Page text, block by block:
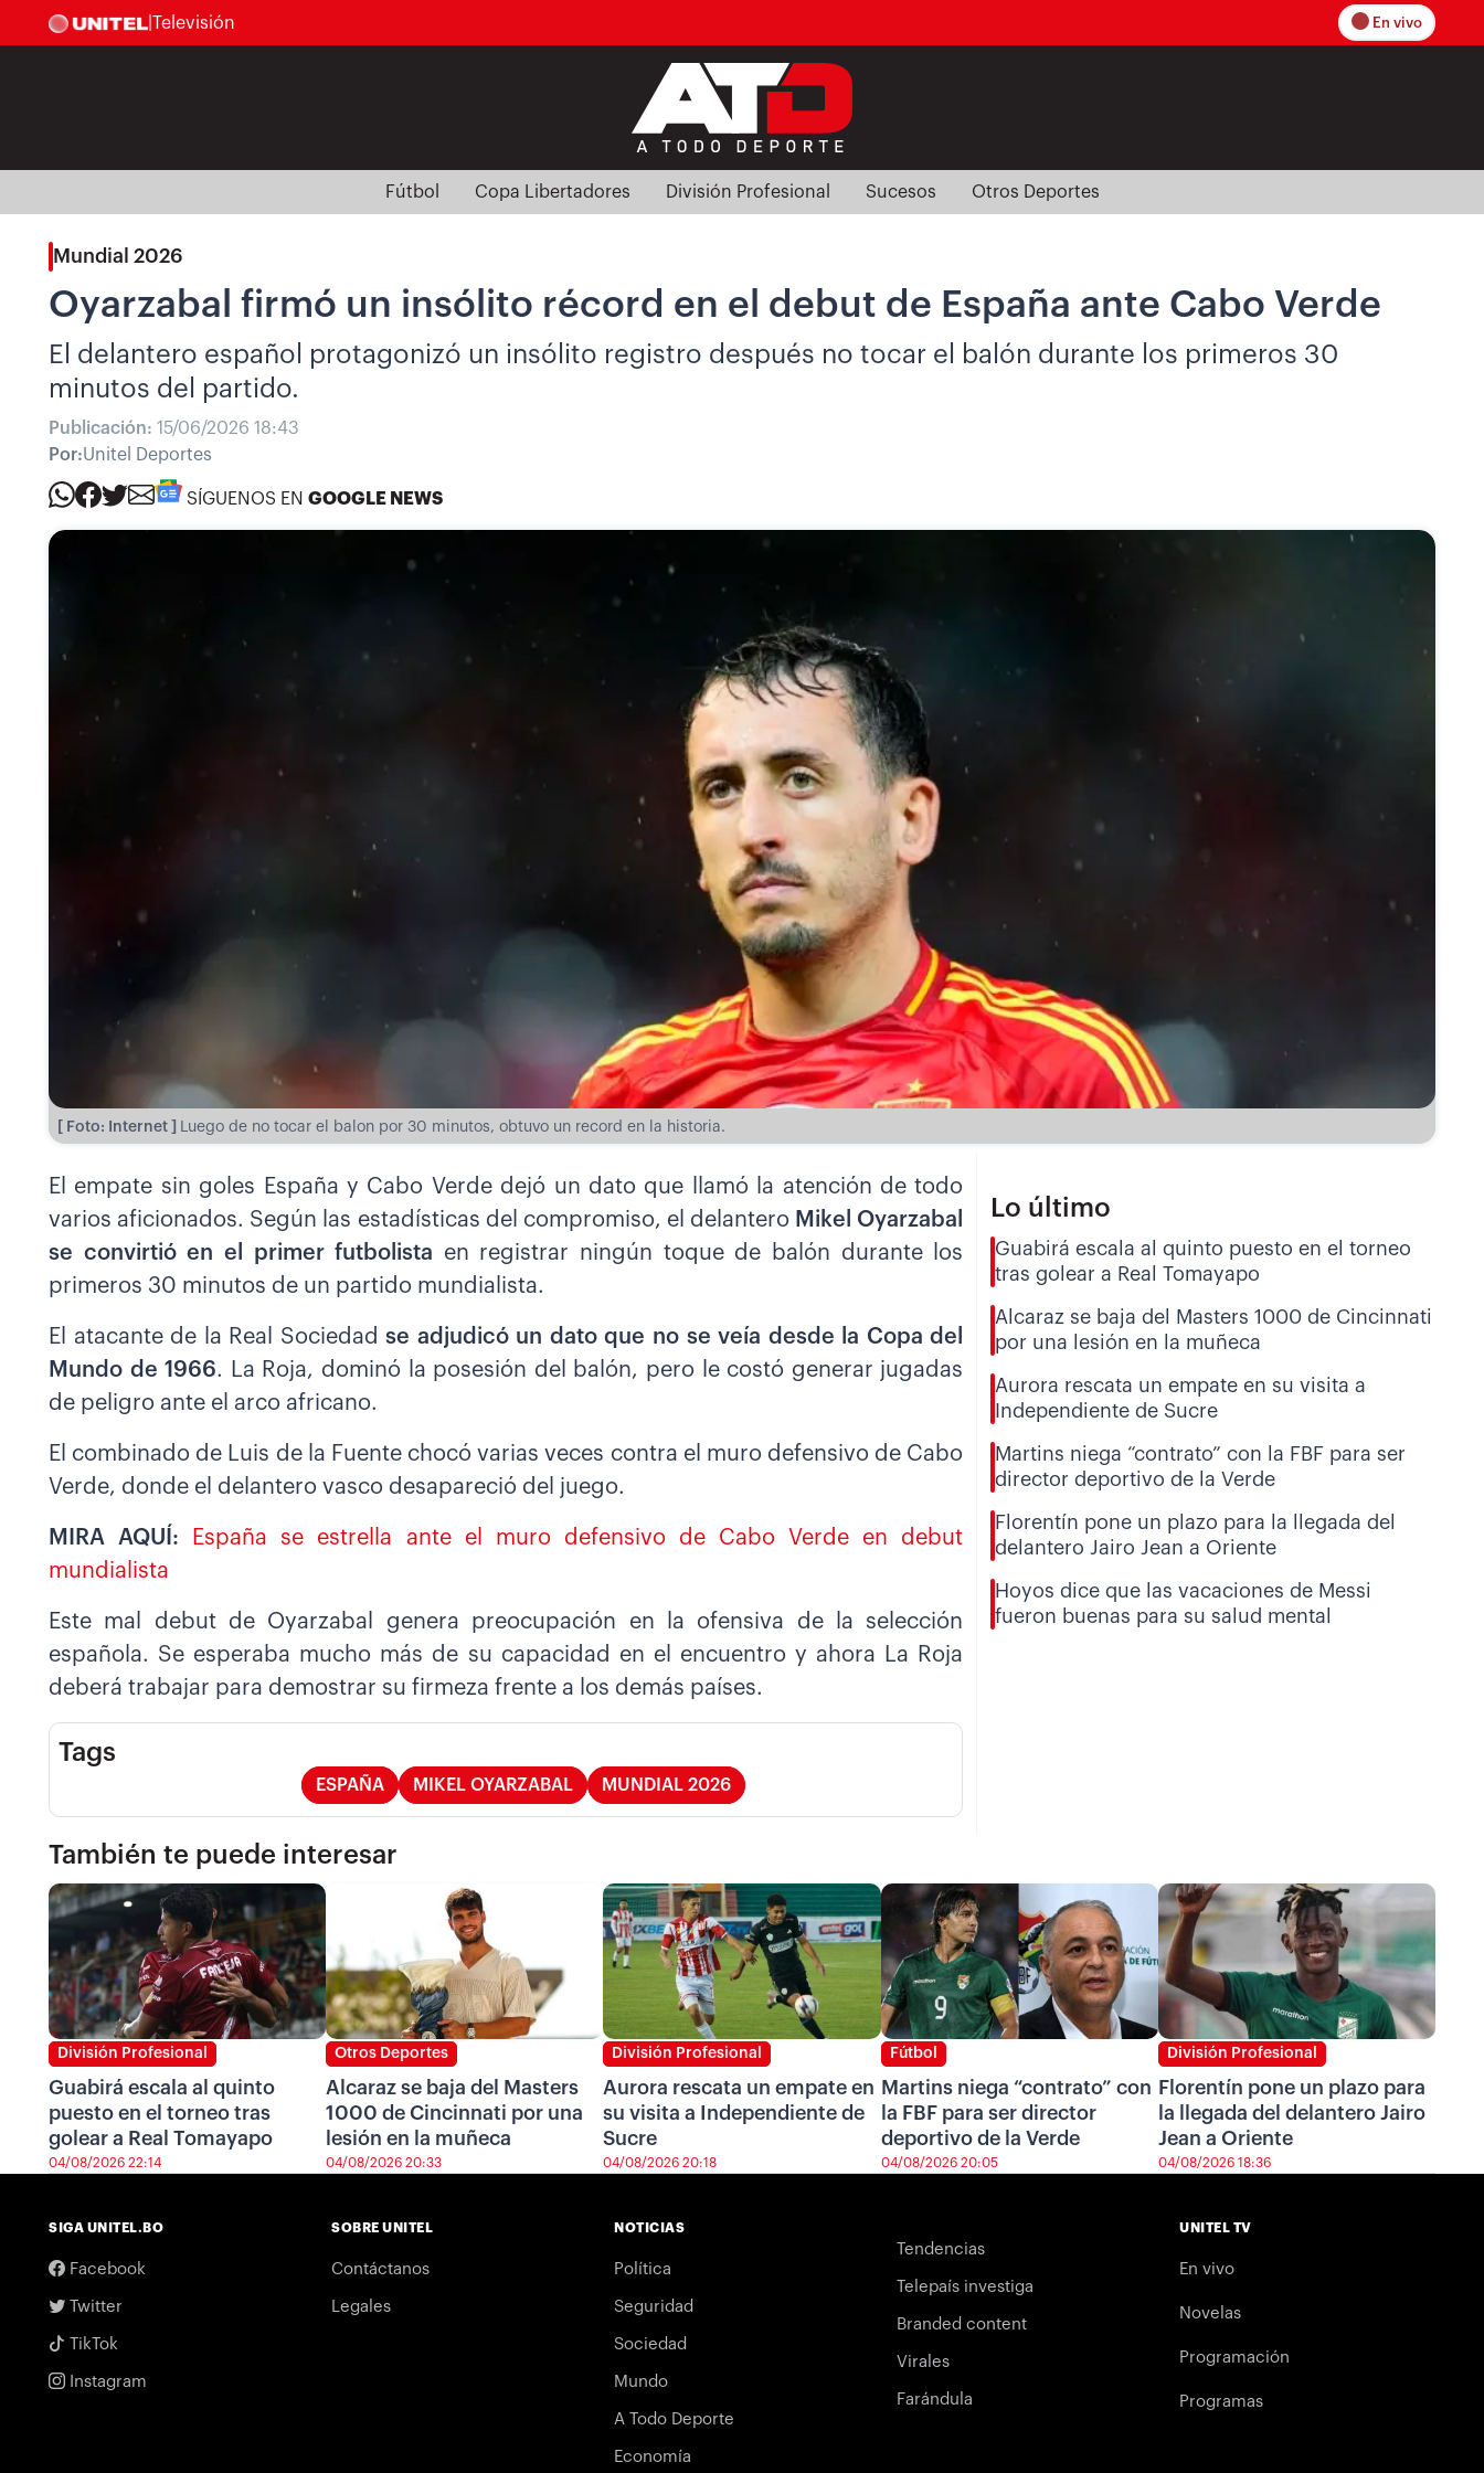
Televisión En vivo
Fútbol Copa Libertadores División Profesional Sucesos Otros Deportes
Mundial 2026
Oyarzabal firmó un insólito récord en el debut de España ante Cabo Verde
El delantero español protagonizó un insólito registro después no tocar el balón durante los primeros 30
minutos del partido.
Publicación: 15/06/2026 18:43
Por:Unitel Deportes
SÍGUENOS EN GOOGLE NEWS
[ Foto: Internet ] Luego de no tocar el balon por 30 minutos, obtuvo un record en la historia.
El empate sin goles España y Cabo Verde dejó un dato que llamó la atención de todo
varios aficionados. Según las estadísticas del compromiso, el delantero Mikel Oyarzabal
se convirtió en el primer futbolista en registrar ningún toque de balón durante los
primeros 30 minutos de un partido mundialista.
El atacante de la Real Sociedadse adjudicó un dato que no se veía desde la Copa del
Mundo de 1966. La Roja, dominó la posesión del balón, pero le costó generar jugadas
de peligro ante el arco africano.
El combinado de Luis de la Fuente chocó varias veces contra el muro defensivo de Cabo
Verde, donde el delantero vasco desapareció del juego.
MIRA AQUÍ: España se estrella ante el muro defensivo de Cabo Verde en debut
mundialista
Este mal debut de Oyarzabal genera preocupación en la ofensiva de la selección
española. Se esperaba mucho más de su capacidad en el encuentro y ahora La Roja
deberá trabajar para demostrar su firmeza frente a los demás países.
Tags
ESPAÑA MIKEL OYARZABAL MUNDIAL 2026
Lo último
Guabirá escala al quinto puesto en el torneo
tras golear a Real Tomayapo
Alcaraz se baja del Masters 1000 de Cincinnati
por una lesión en la muñeca
Aurora rescata un empate en su visita a
Independiente de Sucre
Martins niega “contrato” con la FBF para ser
director deportivo de la Verde
Florentín pone un plazo para la llegada del
delantero Jairo Jean a Oriente
Hoyos dice que las vacaciones de Messi
fueron buenas para su salud mental
También te puede interesar
División Profesional
Guabirá escala al quinto
puesto en el torneo tras
golear a Real Tomayapo
04/08/2026 22:14
Otros Deportes
Alcaraz se baja del Masters
1000 de Cincinnati por una
lesión en la muñeca
04/08/2026 20:33
División Profesional
Aurora rescata un empate en
su visita a Independiente de
Sucre
04/08/2026 20:18
Fútbol
Martins niega “contrato” con
la FBF para ser director
deportivo de la Verde
04/08/2026 20:05
División Profesional
Florentín pone un plazo para
la llegada del delantero Jairo
Jean a Oriente
04/08/2026 18:36
SIGA UNITEL.BO
Facebook
Twitter
TikTok
Instagram
SOBRE UNITEL
Contáctanos
Legales
NOTICIAS
Política
Seguridad
Sociedad
Mundo
A Todo Deporte
Economía
Tendencias
Telepaís investiga
Branded content
Virales
Farándula
UNITEL TV
En vivo
Novelas
Programación
Programas